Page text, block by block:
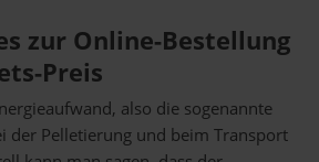
zur Online-Bestellung
Preis
also die sogenannte
der Pelletierung und beim Transport